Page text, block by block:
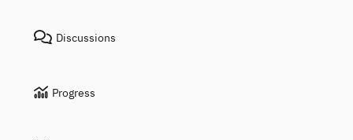
Discussions
Progress